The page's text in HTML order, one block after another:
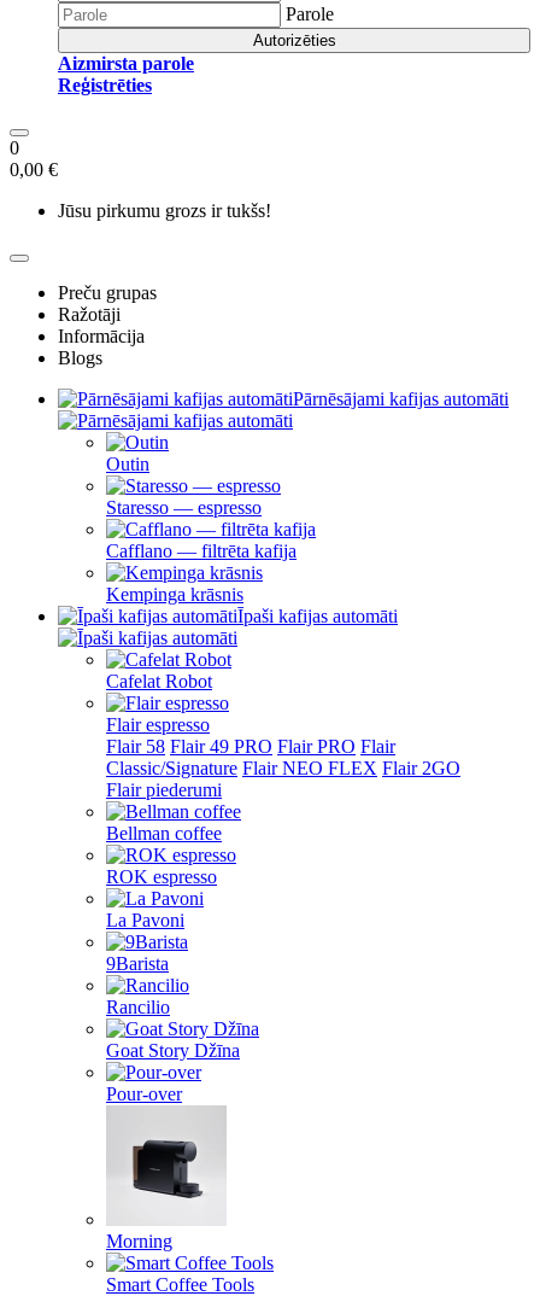
Parole
Autorizēties
Aizmirsta parole
Reģistrēties
0
0,00 €
Jūsu pirkumu grozs ir tukšs!
Preču grupas
Ražotāji
Informācija
Blogs
Pārnēsājami kafijas automāti
Outin
Staresso — espresso
Cafflano — filtrēta kafija
Kempinga krāsnis
Īpaši kafijas automāti
Cafelat Robot
Flair espresso
Flair 58 Flair 49 PRO Flair PRO Flair
Classic/Signature Flair NEO FLEX Flair 2GO
Flair piederumi
Bellman coffee
ROK espresso
La Pavoni
9Barista
Rancilio
Goat Story Džīna
Pour-over
Morning
Smart Coffee Tools